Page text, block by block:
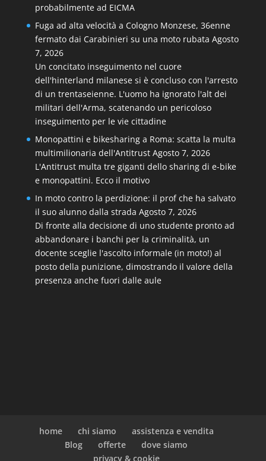
probabilmente ad EICMA
Fuga ad alta velocità a Cologno Monzese, 36enne
fermato dai Carabinieri su una moto rubata Agosto
7, 2026
Un concitato inseguimento nel cuore
dell'hinterland milanese si è concluso con l'arresto
di un trentaseienne. L'uomo ha ignorato l'alt dei
militari dell'Arma, scatenando un pericoloso
inseguimento per le vie cittadine
Monopattini e bikesharing a Roma: scatta la multa
multimilionaria dell'Antitrust Agosto 7, 2026
L'Antitrust multa tre giganti dello sharing di e-bike
e monopattini. Ecco il motivo
In moto contro la perdizione: il prof che ha salvato
il suo alunno dalla strada Agosto 7, 2026
Di fronte alla decisione di uno studente pronto ad
abbandonare i banchi per la criminalità, un
docente sceglie l'ascolto informale (in moto!) al
posto della punizione, dimostrando il valore della
presenza anche fuori dalle aule
home chi siamo
assistenza e vendita
Blog
offerte
dove siamo
privacy & cookie